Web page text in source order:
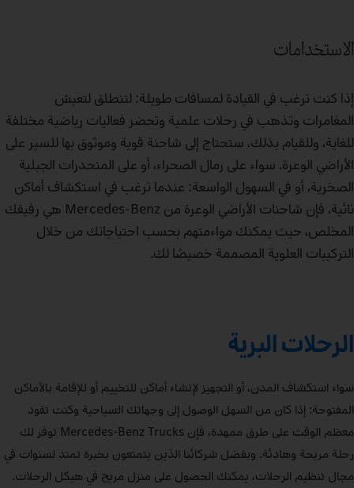
الاستخدامات
إذا كنت ترغب في القيادة لمسافات طويلة: لتنطلق لتعيش
المغامرات وتذهب في رحلات علمية وتحضر فعاليات رياضية مختلفة
للغاية، وللقيام بذلك، ستحتاج إلى شاحنة قوية وموثوق بها للسير على
الأراضي الوعرة. سواء على رمال الصحراء، أو على المنحدرات الجبلية
الصخرية، أو في السهول الواسعة: عندما ترغب في استكشاف أماكن
نائية، فإن شاحنات الأراضي الوعرة من Mercedes-Benz هي رفيقك
المخلص، حيث يمكنك مواءمتهم بحسب احتياجاتك من خلال
التركيبات العلوية المصممة خصيصًا لك.
الرحلات البرية
سواء استكشاف المدن، أو التجهيز لإنشاء أماكن للتخييم أو للإقامة بالأماكن
المفتوحة: إذا كان من السهل الوصول إلى وجهاتك السياحية وكنت تقود
معظم الوقت على طرق ممهدة، فإن Mercedes‑Benz Trucks توفر لك
رحلة مريحة وهادئة. وبفضل شركائنا الذين يتمتعون بخبرة تمتد لسنوات في
مجال تنظيم الرحلات، يمكنك الحصول على منزل مريح في هيكل الرحلات.